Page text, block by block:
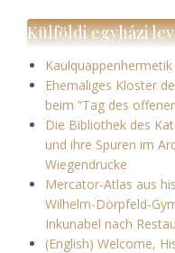
Külföldi egyházi
Ehemaliges Kloster
beim “Tag des
Die Bibliothek des
und ihre Spuren im
Wiegendrucke
Mercator-Atlas aus
Wilhelm-Dörpfeld-
Inkunabel nach
(English) Welcome,